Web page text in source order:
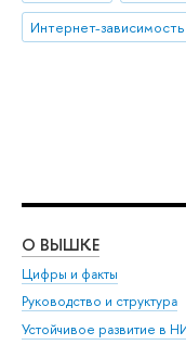
Интернет-зависимость
О ВЫШКЕ
Цифры и факты
Руководство и структура
Устойчивое развитие в